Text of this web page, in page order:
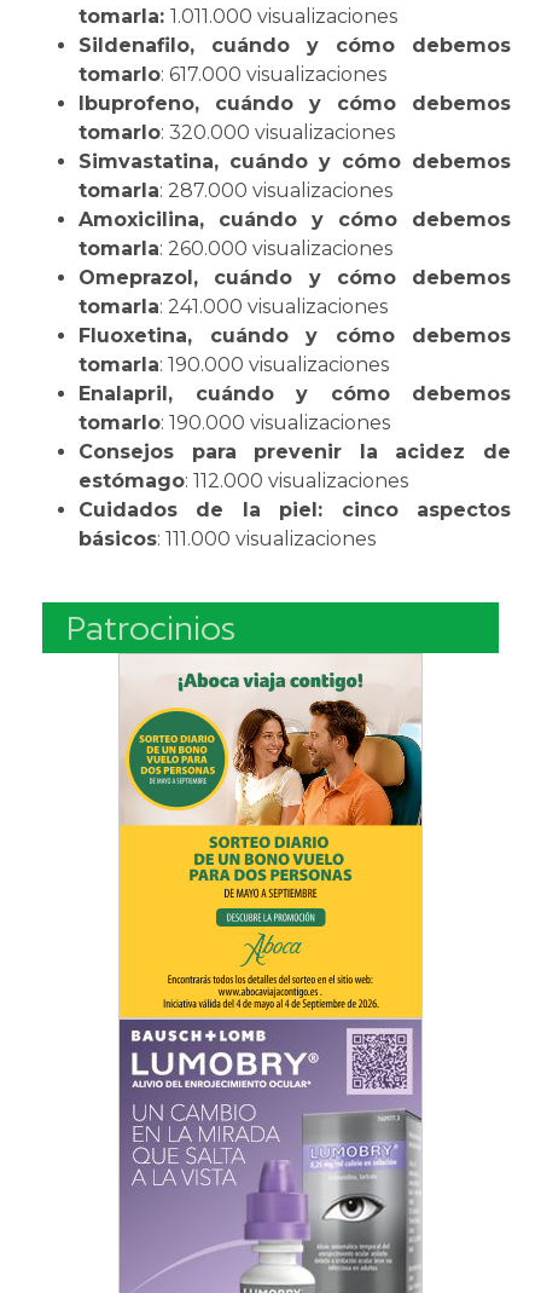
tomarla: 1.011.000 visualizaciones
Sildenafilo, cuándo y cómo debemos
tomarlo: 617.000 visualizaciones
Ibuprofeno, cuándo y cómo debemos
tomarlo: 320.000 visualizaciones
Simvastatina, cuándo y cómo debemos
tomarla: 287.000 visualizaciones
Amoxicilina, cuándo y cómo debemos
tomarla: 260.000 visualizaciones
Omeprazol, cuándo y cómo debemos
tomarla: 241.000 visualizaciones
Fluoxetina, cuándo y cómo debemos
tomarla: 190.000 visualizaciones
Enalapril, cuándo y cómo debemos
tomarlo: 190.000 visualizaciones
Consejos para prevenir la acidez de
estómago: 112.000 visualizaciones
Cuidados de la piel: cinco aspectos
básicos: 111.000 visualizaciones
Patrocinios